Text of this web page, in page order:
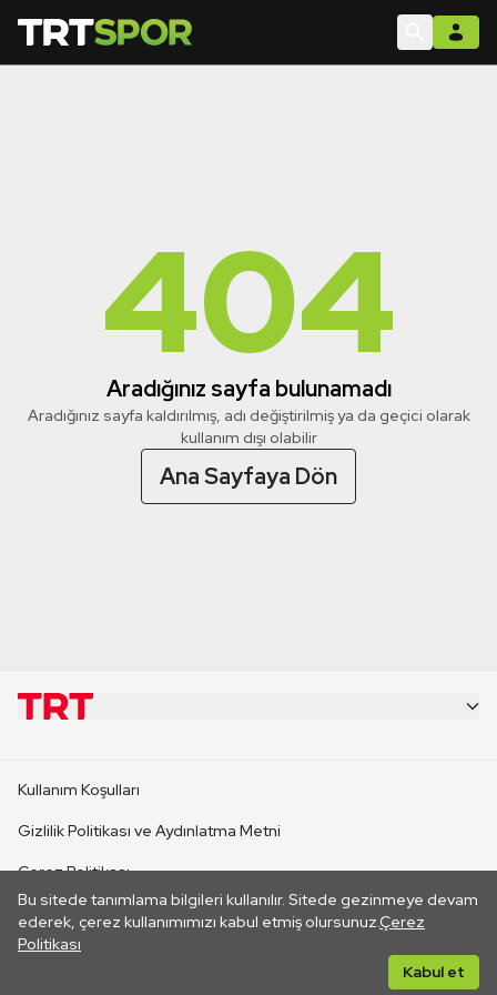
404
Aradığınız sayfa bulunamadı
Aradığınız sayfa kaldırılmış, adı değiştirilmiş ya da geçici olarak
kullanım dışı olabilir
Ana Sayfaya Dön
Bu sitede tanımlama bilgileri kullanılır. Sitede gezinmeye devam
ederek, çerez kullanımımızı kabul etmiş olursunuz.Çerez
Politikası
Kabul et
CANLI YAYINLAR
Kullanım Koşulları
Gizlilik Politikası ve Aydınlatma Metni
Çerez Politikası
İletişim
Her hakkı saklıdır. ©2026 TRT. Bağlantı yoluyla gidilen dış